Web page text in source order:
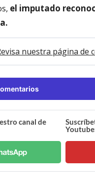
el imputado
nuestra página de
canal de